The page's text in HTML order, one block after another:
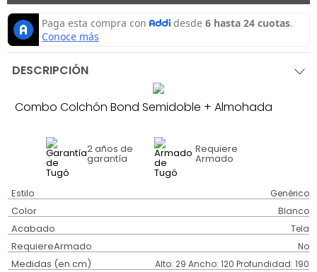
DESCRIPCIÓN
Combo Colchón Bond Semidoble + Almohada
2 años de
garantía
Requiere
Armado
Estilo Genérico
Color Blanco
Acabado Tela
RequiereArmado No
Medidas (en cm) Alto: 29 Ancho: 120 Profundidad: 190